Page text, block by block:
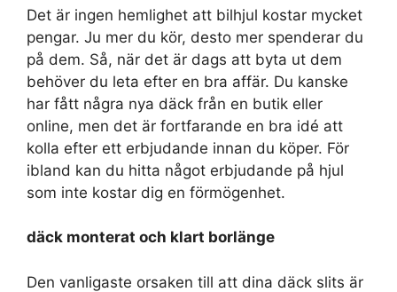
Det är ingen hemlighet att bilhjul kostar mycket
pengar. Ju mer du kör, desto mer spenderar du
på dem. Så, när det är dags att byta ut dem
behöver du leta efter en bra affär. Du kanske
har fått några nya däck från en butik eller
online, men det är fortfarande en bra idé att
kolla efter ett erbjudande innan du köper. För
ibland kan du hitta något erbjudande på hjul
som inte kostar dig en förmögenhet.
däck monterat och klart borlänge
Den vanligaste orsaken till att dina däck slits är